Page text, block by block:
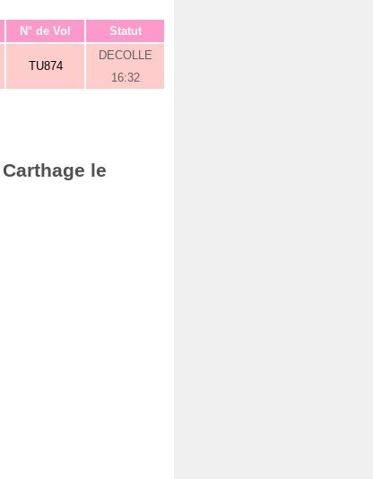
N° de Vol Statut
TU874
DECOLLE
16:32
le